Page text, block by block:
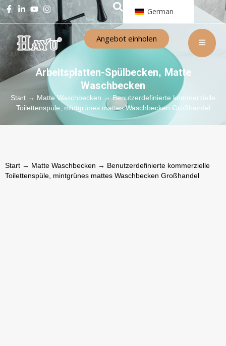
German
Angebot einholen
Arbeitsplatten-Spülbecken, Matte
Waschbecken
Start → Matte Waschbecken → Benutzerdefinierte kommerzielle
Toilettenspüle, mintgrünes mattes Waschbecken Großhandel
Start → Matte Waschbecken → Benutzerdefinierte kommerzielle
Toilettenspüle, mintgrünes mattes Waschbecken Großhandel